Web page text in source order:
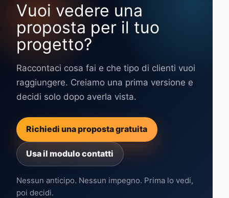
Vuoi vedere una
proposta per il tuo
progetto?
Raccontaci cosa fai e che tipo di clienti vuoi
raggiungere. Creiamo una prima versione e
decidi solo dopo averla vista.
Richiedi una proposta gratuita
Usa il modulo contatti
Nessun anticipo. Nessun impegno. Prima lo vedi,
poi decidi.